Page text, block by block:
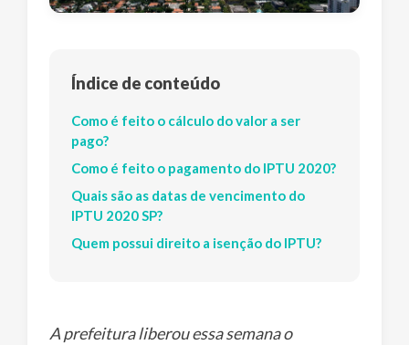
Índice de conteúdo
Como é feito o cálculo do valor a ser
pago?
Como é feito o pagamento do IPTU 2020?
Quais são as datas de vencimento do
IPTU 2020 SP?
Quem possui direito a isenção do IPTU?
A prefeitura liberou essa semana o